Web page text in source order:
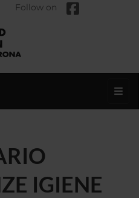
Follow on
IGIENE